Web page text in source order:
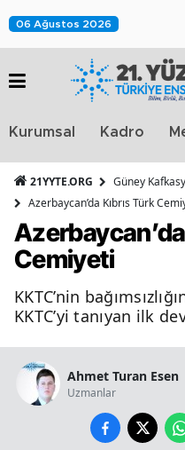
06 Ağustos 2026
Kurumsal Kadro
21YYTE.ORG
Güney
Azerbaycan’da Kıbrıs Türk
Azerbaycan’da
Cemiyeti
KKTC’nin
KKTC’yi tanıyan ilk
Ahmet Turan Esen
Uzmanlar